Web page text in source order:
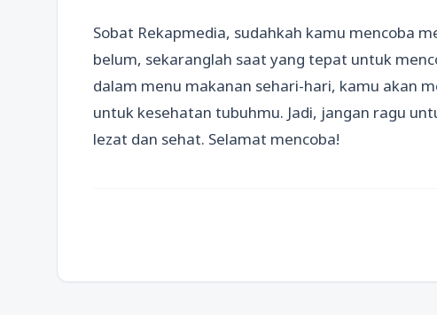
Sobat Rekapmedia, sudahkah kamu mencoba
belum, sekaranglah saat yang tepat untuk
dalam menu makanan sehari-hari, kamu akan
untuk kesehatan tubuhmu. Jadi, jangan ragu
lezat dan sehat. Selamat mencoba!